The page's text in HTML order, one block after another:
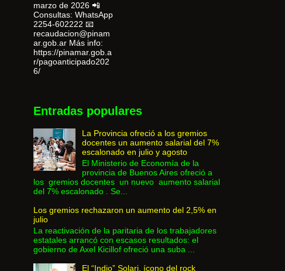
marzo de 2026 📲
Consultas: WhatsApp
2254-602222 📧
recaudacion@pinam
ar.gob.ar Más info:
https://pinamar.gob.a
r/pagoanticipado202
6/
Entradas populares
La Provincia ofreció a los gremios
docentes un aumento salarial del 7%
escalonado en julio y agosto
El Ministerio de Economía de la
provincia de Buenos Aires ofreció a
los gremios docentes un nuevo aumento salarial
del 7% escalonado . Se...
Los gremios rechazaron un aumento del 2,5% en
julio
La reactivación de la paritaria de los trabajadores
estatales arrancó con escasos resultados: el
gobierno de Axel Kicillof ofreció una suba ...
El “Indio” Solari, ícono del rock